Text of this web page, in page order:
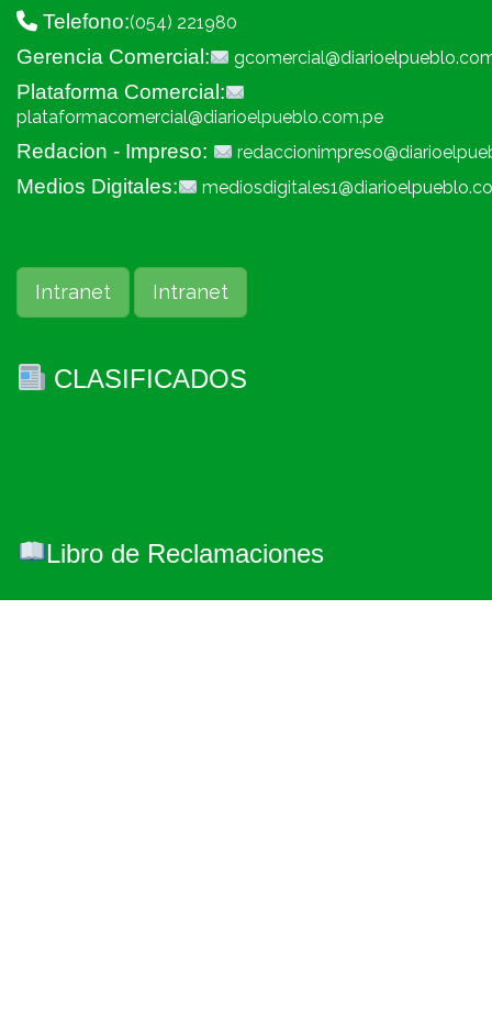
Telefono:(054) 221980
Gerencia Comercial:
Plataforma Comercial:
plataformacomercial@diarioelpueblo.com.pe
Redacion - Impreso:
Medios Digitales:
Intranet Intranet
CLASIFICADOS
Libro de Reclamaciones